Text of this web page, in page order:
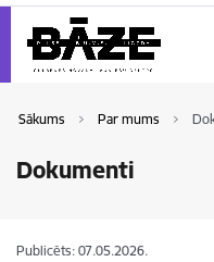
Sākums Par mums
Dokumenti
Publicēts: 07.05.2026.